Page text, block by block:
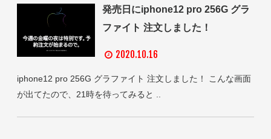
発売日にiphone12 pro 256G グラ
ファイト 注文しました！
2020.10.16
iphone12 pro 256G グラファイト 注文しました！ こんな画面
が出てたので、21時を待ってみると ..